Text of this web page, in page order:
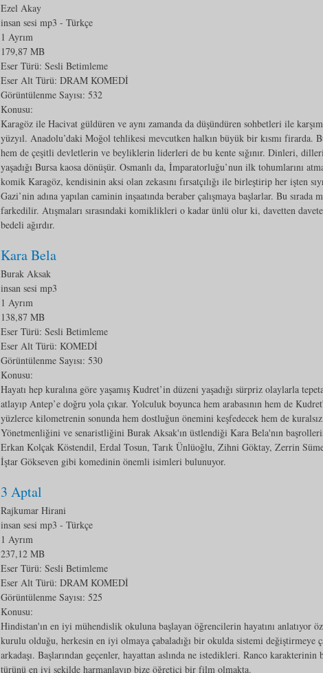
Ezel Akay
insan sesi mp3 - Türkçe
1 Ayrım
179,87 MB
Eser Türü: Sesli Betimleme
Eser Alt Türü: DRAM KOMEDİ
Görüntülenme Sayısı: 532
Konusu:
Karagöz ile Hacivat güldüren ve aynı zamanda da düşündüren sohbetleri ile
yüzyıl. Anadolu’daki Moğol tehlikesi mevcutken halkın büyük bir kısmı firarda.
hem de çeşitli devletlerin ve beyliklerin liderleri de bu kente sığınır. Dinleri,
yaşadığı Bursa kaosa dönüşür. Osmanlı da, İmparatorluğu’nun ilk tohumlarını
komik Karagöz, kendisinin aksi olan zekasını fırsatçılığı ile birleştirip her işten
Gazi’nin adına yapılan caminin inşaatında beraber çalışmaya başlarlar. Bu
farkedilir. Atışmaları sırasındaki komiklikleri o kadar ünlü olur ki, davetten
bedeli ağırdır.
Kara Bela
Burak Aksak
insan sesi mp3
1 Ayrım
138,87 MB
Eser Türü: Sesli Betimleme
Eser Alt Türü: KOMEDİ
Görüntülenme Sayısı: 530
Konusu:
Hayatı hep kuralına göre yaşamış Kudret’in düzeni yaşadığı sürpriz olaylarla
atlayıp Antep’e doğru yola çıkar. Yolculuk boyunca hem arabasının hem de
yüzlerce kilometrenin sonunda hem dostluğun önemini keşfedecek hem de
Yönetmenliğini ve senaristliğini Burak Aksak'ın üstlendiği Kara Bela'nın
Erkan Kolçak Köstendil, Erdal Tosun, Tarık Ünlüoğlu, Zihni Göktay, Zerrin
İştar Gökseven gibi komedinin önemli isimleri bulunuyor.
3 Aptal
Rajkumar Hirani
insan sesi mp3 - Türkçe
1 Ayrım
237,12 MB
Eser Türü: Sesli Betimleme
Eser Alt Türü: DRAM KOMEDİ
Görüntülenme Sayısı: 525
Konusu:
Hindistan'ın en iyi mühendislik okuluna başlayan öğrencilerin hayatını anlatıyor
kurulu olduğu, herkesin en iyi olmaya çabaladığı bir okulda sistemi değiştirmeye
arkadaşı. Başlarından geçenler, hayattan aslında ne istedikleri. Ranco
türünü en iyi şekilde harmanlayıp bize öğretici bir film olmakta.